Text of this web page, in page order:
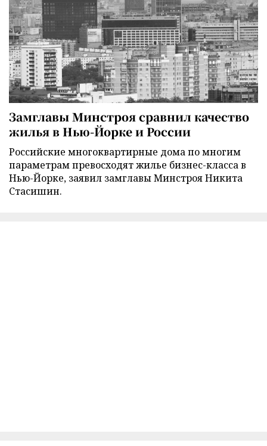
Замглавы Минстроя сравнил качество
жилья в Нью-Йорке и России
Российские многоквартирные дома по многим
параметрам превосходят жилье бизнес-класса в
Нью-Йорке, заявил замглавы Минстроя Никита
Стасишин.